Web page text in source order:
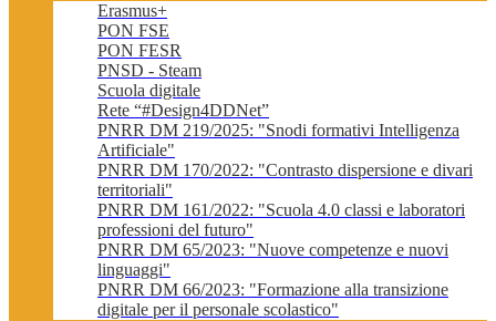
Erasmus+
PON FSE
PON FESR
PNSD - Steam
Scuola digitale
Rete “#Design4DDNet”
PNRR DM 219/2025: "Snodi formativi Intelligenza
Artificiale"
PNRR DM 170/2022: "Contrasto dispersione e divari
territoriali"
PNRR DM 161/2022: "Scuola 4.0 classi e laboratori
professioni del futuro"
PNRR DM 65/2023: "Nuove competenze e nuovi
linguaggi"
PNRR DM 66/2023: "Formazione alla transizione
digitale per il personale scolastico"